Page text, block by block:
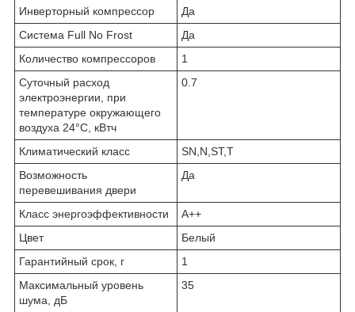
Инверторный компрессор
Да
Система Full No Frost
Да
Количество компрессоров
1
Суточный расход
электроэнергии, при
температуре окружающего
воздуха 24°C, кВтч
0.7
Климатический класс
SN,N,ST,T
Возможность
перевешивания двери
Да
Класс энергоэффективности
A++
Цвет
Белый
Гарантийный срок, г
1
Максимальный уровень
шума, дБ
35